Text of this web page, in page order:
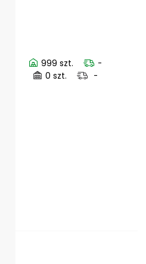
999 szt.
-
0 szt.
-